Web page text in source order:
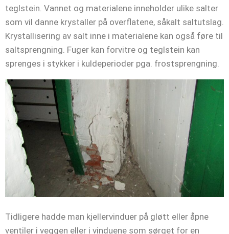
teglstein. Vannet og materialene inneholder ulike salter
som vil danne krystaller på overflatene, såkalt saltutslag.
Krystallisering av salt inne i materialene kan også føre til
saltsprengning. Fuger kan forvitre og teglstein kan
sprenges i stykker i kuldeperioder pga. frostsprengning.
Tidligere hadde man kjellervinduer på gløtt eller åpne
ventiler i veggen eller i vinduene som sørget for en